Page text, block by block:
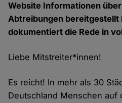
Website Informationen über
Abtreibungen
dokumentiert die Rede in
Liebe Mitstreiter*innen!
Es reicht! In mehr als 30
Deutschland Menschen auf